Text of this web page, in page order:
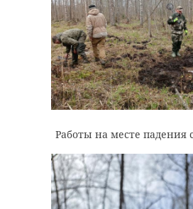
Работы на месте падения